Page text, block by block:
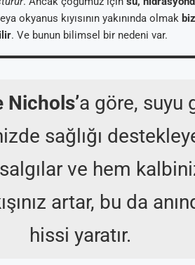
okyanus kıyısının yakınında olmak
. Ve bunun bilimsel bir nedeni var.
Nichols’a göre, suyu
sağlığı
ve hem
artar, bu da
hissi yaratır.